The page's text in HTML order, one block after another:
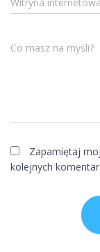
Co masz na myśli?
Zapamiętaj
kolejnych